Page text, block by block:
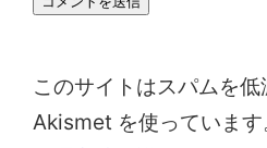
このサイトはスパムを
Akismet を使っています